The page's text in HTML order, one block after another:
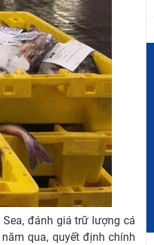
đánh giá trữ lượng cá
qua, quyết định chính